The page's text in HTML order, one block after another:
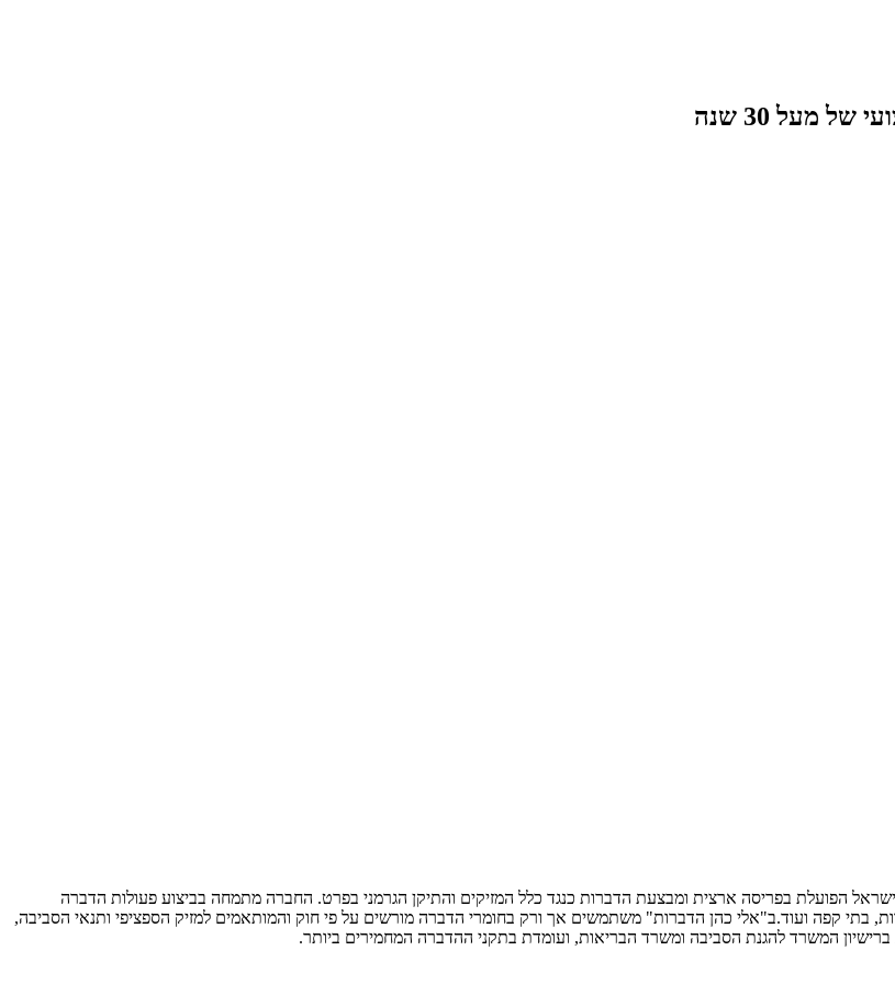
מעל 30 שנה
והינה החברה הגדולה והמובילה בישראל הפועלת בפריסה ארצית ומבצעת הדברות כנגד כלל המזיקים והתיקן הגרמני בפרט. החברה מתמחה בביצוע פעולות הדברה
בתי קפה ועוד.ב"אלי כהן הדברות" משתמשים אך ורק בחומרי הדברה מורשים על פי חוק והמותאמים למזיק הספציפי ותנאי הסביבה,
המשרד להגנת הסביבה ומשרד הבריאות, ועומדת בתקני ההדברה המחמירים ביותר.